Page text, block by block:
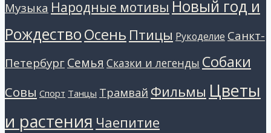
Музыка Народные мотивы Новый год и
РождествоОсень Птицы Рукоделие Санкт-
ПетербургСемья Сказки и легенды Собаки
Совы Спорт Танцы Трамвай Фильмы Цветы
и растения Чаепитие